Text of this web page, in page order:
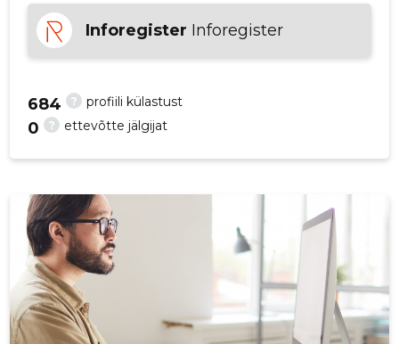
Inforegister Inforegister
? profiili külastust
684
? ettevõtte jälgijat
0